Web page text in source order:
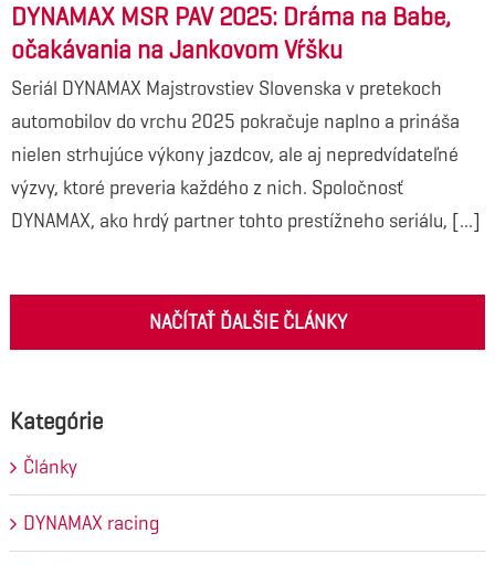
DYNAMAX MSR PAV 2025: Dráma na Babe,
očakávania na Jankovom Vŕšku
Seriál DYNAMAX Majstrovstiev Slovenska v pretekoch
automobilov do vrchu 2025 pokračuje naplno a prináša
nielen strhujúce výkony jazdcov, ale aj nepredvídateľné
výzvy, ktoré preveria každého z nich. Spoločnosť
DYNAMAX, ako hrdý partner tohto prestížneho seriálu, [...]
NAČÍTAŤ ĎALŠIE ČLÁNKY
Kategórie
Články
DYNAMAX racing